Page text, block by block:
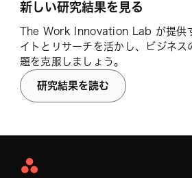
新しい研究結果を見る
The Work Innovation Lab が提供
イトとリサーチを活かし、ビジネス
題を克服しましょう。
研究結果を読む
Asana